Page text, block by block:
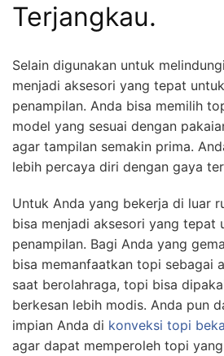
Terjangkau.
Selain digunakan untuk
menjadi aksesori yang tepat
penampilan. Anda bisa memilih
model yang sesuai dengan
agar tampilan semakin prima.
lebih percaya diri dengan gaya
Untuk Anda yang bekerja di luar
bisa menjadi aksesori yang tepat
penampilan. Bagi Anda yang
bisa memanfaatkan topi sebagai
saat berolahraga, topi bisa
berkesan lebih modis. Anda pun
impian Anda di konveksi topi
agar dapat memperoleh topi